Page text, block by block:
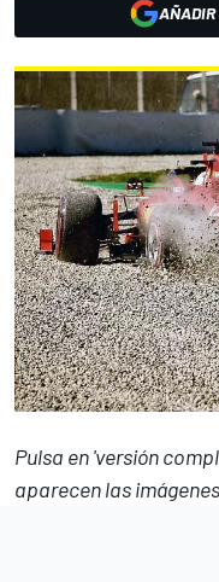
AÑADIR
Pulsa en 'versión
aparecen las imágenes